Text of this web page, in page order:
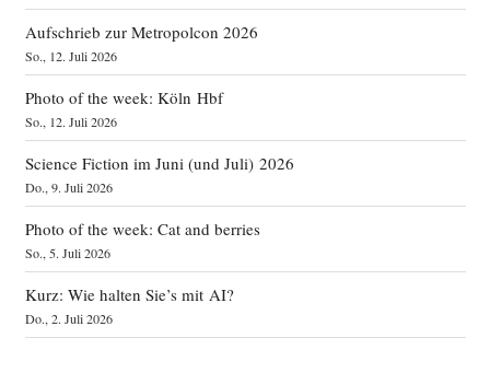
Aufschrieb zur Metropolcon 2026
So., 12. Juli 2026
Photo of the week: Köln Hbf
So., 12. Juli 2026
Science Fiction im Juni (und Juli) 2026
Do., 9. Juli 2026
Photo of the week: Cat and berries
So., 5. Juli 2026
Kurz: Wie halten Sie’s mit AI?
Do., 2. Juli 2026